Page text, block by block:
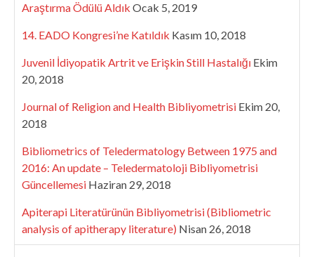
Araştırma Ödülü Aldık Ocak 5, 2019
14. EADO Kongresi’ne Katıldık Kasım 10, 2018
Juvenil İdiyopatik Artrit ve Erişkin Still Hastalığı Ekim
20, 2018
Journal of Religion and Health Bibliyometrisi Ekim 20,
2018
Bibliometrics of Teledermatology Between 1975 and
2016: An update – Teledermatoloji Bibliyometrisi
Güncellemesi Haziran 29, 2018
Apiterapi Literatürünün Bibliyometrisi (Bibliometric
analysis of apitherapy literature) Nisan 26, 2018